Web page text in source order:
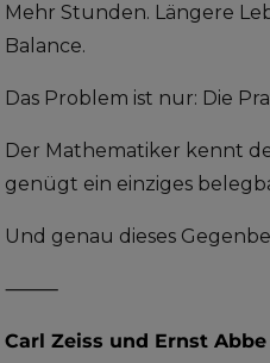
Mehr Stunden. Längere
Balance.
Das Problem ist nur: Die
Der Mathematiker kennt
genügt ein einziges
Und genau dieses
⸻
Carl Zeiss und Ernst Abbe